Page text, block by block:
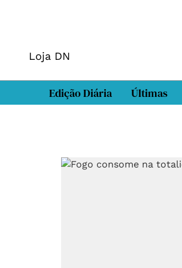
Loja DN
Edição Diária Últimas